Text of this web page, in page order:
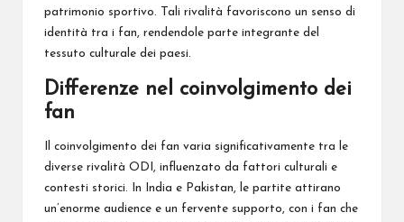
patrimonio sportivo. Tali rivalità favoriscono un senso di
identità tra i fan, rendendole parte integrante del
tessuto culturale dei paesi.
Differenze nel coinvolgimento dei
fan
Il coinvolgimento dei fan varia significativamente tra le
diverse rivalità ODI, influenzato da fattori culturali e
contesti storici. In India e Pakistan, le partite attirano
un’enorme audience e un fervente supporto, con i fan che